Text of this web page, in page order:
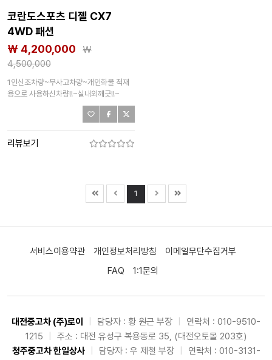
코란도스포츠 디젤 CX7
4WD 패션
₩ 4,200,000
₩
4,500,000
1인신조차량~무사고차량~개인화물 적재
용으로 사용하신차량!!~실내외깨긋!!~
리뷰보기
1
서비스이용약관 개인정보처리방침
이메일무단수집거부
FAQ
1:1문의
대전중고차 (주)로이 담당자 : 황 원근 부장
연락처 : 010-9510-
1215
주소 : 대전 유성구 복용동로 35, (대전오토몰 203호)
청주중고차 한일상사
담당자 : 우 제철 부장 연락처 : 010-3131-